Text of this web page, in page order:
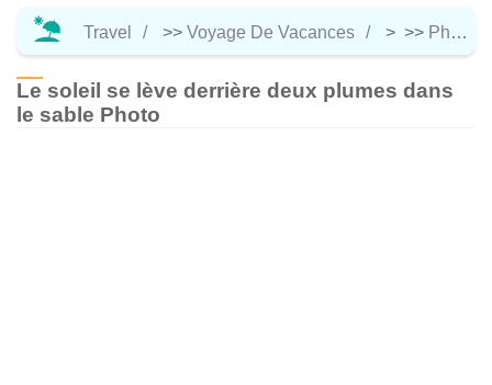
Travel >> Voyage De Vacances > >> Photographie Panoramique
Le soleil se lève derrière deux plumes dans
le sable Photo